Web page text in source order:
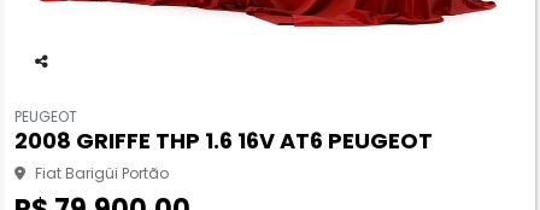
pa
rtil
he
PEUGEOT
2008 GRIFFE THP 1.6 16V AT6 PEUGEOT
Fiat Barigüi Portão